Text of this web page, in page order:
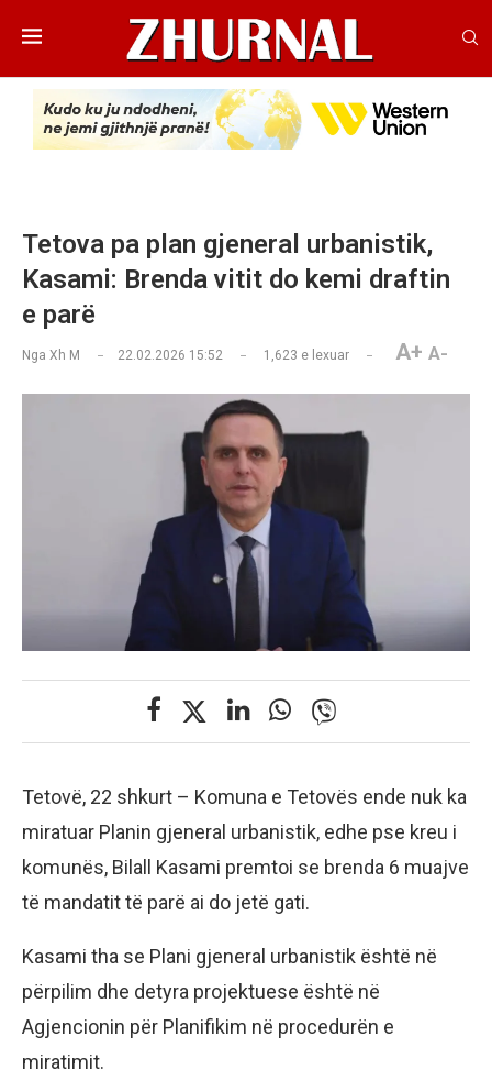
Tetova pa plan gjeneral urbanistik,
Kasami: Brenda vitit do kemi draftin
e parë
Nga Xh M 22.02.2026 15:52 1,623 e lexuar A+ A-
Tetovë, 22 shkurt – Komuna e Tetovës ende nuk ka
miratuar Planin gjeneral urbanistik, edhe pse kreu i
komunës, Bilall Kasami premtoi se brenda 6 muajve
të mandatit të parë ai do jetë gati.
Kasami tha se Plani gjeneral urbanistik është në
përpilim dhe detyra projektuese është në
Agjencionin për Planifikim në procedurën e
miratimit.